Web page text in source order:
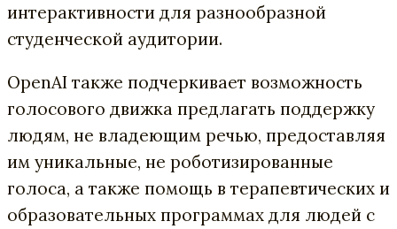
интерактивности для разнообразной
студенческой аудитории.
OpenAI также подчеркивает возможность
голосового движка предлагать поддержку
людям, не владеющим речью, предоставляя
им уникальные, не роботизированные
голоса, а также помощь в терапевтических и
образовательных программах для людей с